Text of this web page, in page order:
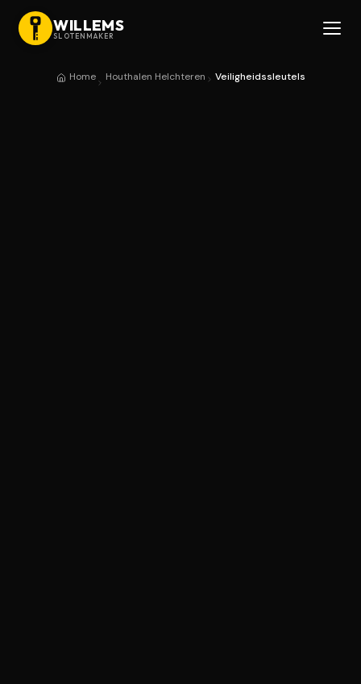
WILLEMS
SLOTENMAKER
Home Houthalen Helchteren Veiligheidssleutels